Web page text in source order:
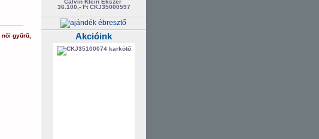
női gyűrű,
Calvin Klein Ékszer
36.100,- Ft CKJ35000597
Akcióink